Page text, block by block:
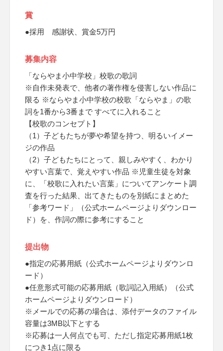
賞
●採用 感謝状、賞金5万円
募集内容
「ならやま小中学校」校歌の歌詞
※自作未発表で、他者の著作権を侵害しない作品に
限る ※ならやま小中学校の校歌「ならやま」の歌
詞を1番から3番まで すべてに入れること
【校歌のコンセプト】
（1）子どもたちが夢や希望を持つ、明るいイメー
ジの作品
（2）子どもたちにとって、親しみやすく、わかり
やすい言葉で、覚えやすい作品 ※児童生徒を対象
に、「校歌に入れたい言葉」についてアンケート調
査を行った結果、出てきたものを別紙にまとめた
「参考ワード」（公式ホームページよりダウンロー
ド）を、作詞の際に参考にすること
提出物
●指定の応募用紙（公式ホームページよりダウンロ
ード）
●任意形式可能の応募用紙（歌詞記入用紙）（公式
ホームページよりダウンロード）
※メールでの応募の場合は、添付データのファイル
容量は3MB以下とする
※応募は一人何点でも可、ただし指定応募用紙1枚
につき1点に限る